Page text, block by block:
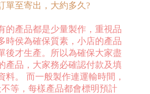
單至寄出，大約多久?
的產品都是少量製作，重視品
時侯為確保質素，小店的產品
後才生產。所以為確保大家盡
產品，大家務必確認付款及填
料。 而一般製作連運輸時間，
不等，每樣產品都會標明預計